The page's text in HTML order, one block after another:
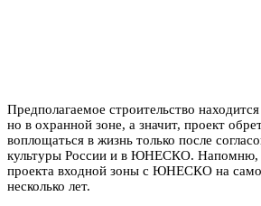
Предполагаемое строительство
но в охранной зоне, а значит, проект
воплощаться в жизнь только после
культуры России и в ЮНЕСКО. Напомню,
проекта входной зоны с ЮНЕСКО на
несколько лет.